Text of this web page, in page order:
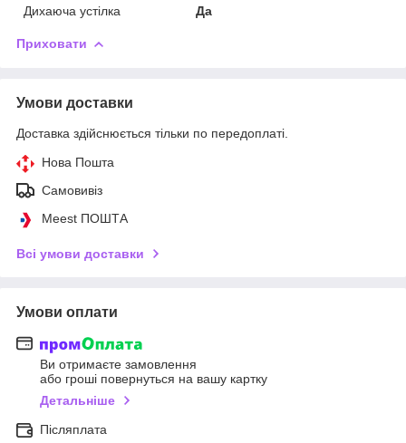
Дихаюча устілка
Да
Приховати
Умови доставки
Доставка здійснюється тільки по передоплаті.
Нова Пошта
Самовивіз
Meest ПОШТА
Всі умови доставки
Умови оплати
Ви отримаєте замовлення
або гроші повернуться на вашу картку
Детальніше
Післяплата